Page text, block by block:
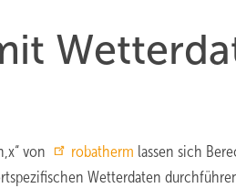
von robatherm lassen sich
Wetterdaten